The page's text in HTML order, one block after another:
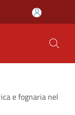
e fognaria nel